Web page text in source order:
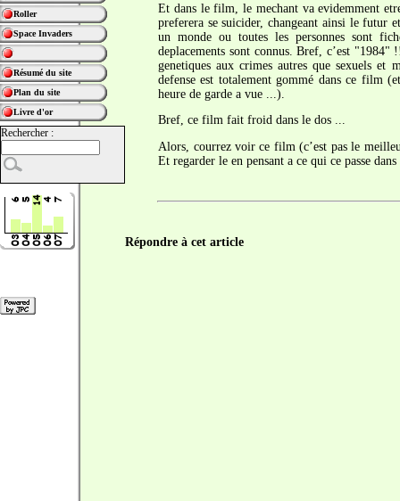
Roller
Space Invaders
Résumé du site
Plan du site
Livre d'or
Rechercher :
Et dans le film, le mechant va evidemment
preferera se suicider, changeant ainsi le
un monde ou toutes les personnes sont
deplacements sont connus. Bref, c’est
genetiques aux crimes autres que sexuels et
defense est totalement gommé dans ce film
heure de garde a vue ...).
Bref, ce film fait froid dans le dos ...
Alors, courrez voir ce film (c’est pas le
Et regarder le en pensant a ce qui ce passe
Répondre à cet article